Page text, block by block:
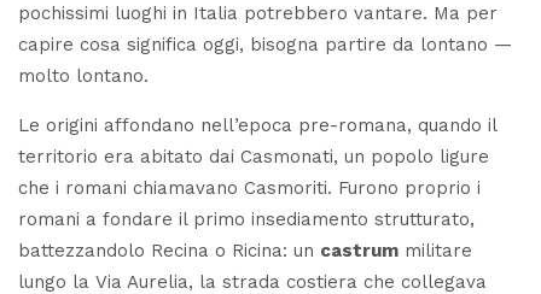
pochissimi luoghi in Italia potrebbero vantare. Ma per
capire cosa significa oggi, bisogna partire da lontano —
molto lontano.
Le origini affondano nell’epoca pre-romana, quando il
territorio era abitato dai Casmonati, un popolo ligure
che i romani chiamavano Casmoriti. Furono proprio i
romani a fondare il primo insediamento strutturato,
battezzandolo Recina o Ricina: un castrum militare
lungo la Via Aurelia, la strada costiera che collegava